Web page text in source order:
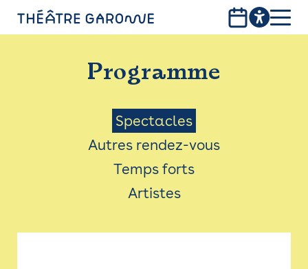
PROGRAMME
INFOS PRATIQUES
AVEC LES PUBLICS
ACCESSIBILITÉ
LES PRODUCTIONS
Programme
Menu
Saison
Spectacles
Autres rendez-vous
Temps forts
Artistes